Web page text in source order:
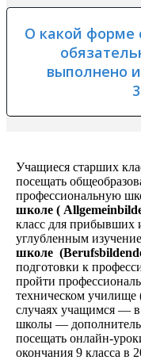
О какой форме
выполнено
Учащиеся старших
посещать
профессиональную
школе (
класс для прибывших
углубленным
школе (
подготовки к
пройти
техническом
случаях учащимся —
школы —
посещать онлайн-
окончания 9 класса в